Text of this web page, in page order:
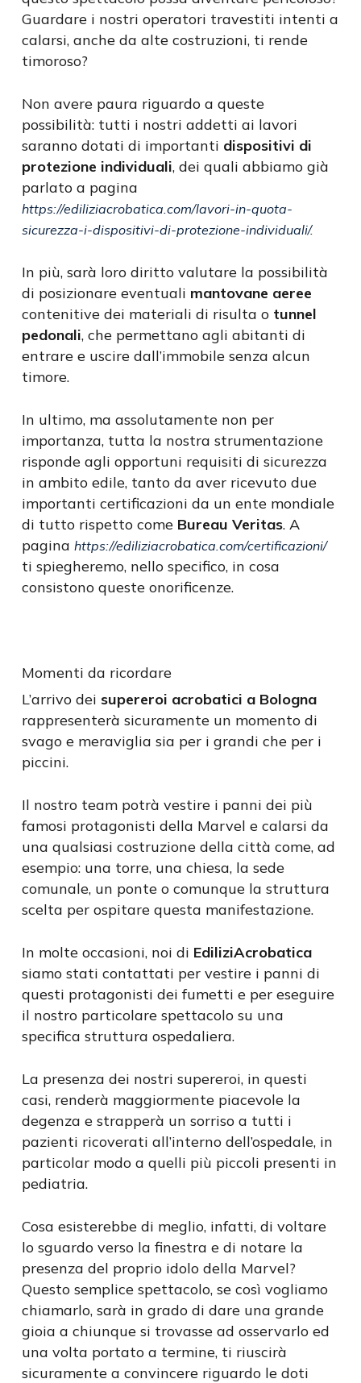
Guardare i nostri operatori travestiti intenti a
calarsi, anche da alte costruzioni, ti rende
timoroso?
Non avere paura riguardo a queste
possibilità: tutti i nostri addetti ai lavori
saranno dotati di importanti dispositivi di
protezione individuali, dei quali abbiamo già
parlato a pagina
https://ediliziacrobatica.com/lavori-in-quota-
sicurezza-i-dispositivi-di-protezione-individuali/.
In più, sarà loro diritto valutare la possibilità
di posizionare eventuali mantovane aeree
contenitive dei materiali di risulta o tunnel
pedonali, che permettano agli abitanti di
entrare e uscire dall’immobile senza alcun
timore.
In ultimo, ma assolutamente non per
importanza, tutta la nostra strumentazione
risponde agli opportuni requisiti di sicurezza
in ambito edile, tanto da aver ricevuto due
importanti certificazioni da un ente mondiale
di tutto rispetto come Bureau Veritas. A
pagina https://ediliziacrobatica.com/certificazioni/
ti spiegheremo, nello specifico, in cosa
consistono queste onorificenze.
Momenti da ricordare
L’arrivo dei supereroi acrobatici a Bologna
rappresenterà sicuramente un momento di
svago e meraviglia sia per i grandi che per i
piccini.
Il nostro team potrà vestire i panni dei più
famosi protagonisti della Marvel e calarsi da
una qualsiasi costruzione della città come, ad
esempio: una torre, una chiesa, la sede
comunale, un ponte o comunque la struttura
scelta per ospitare questa manifestazione.
In molte occasioni, noi di EdiliziAcrobatica
siamo stati contattati per vestire i panni di
questi protagonisti dei fumetti e per eseguire
il nostro particolare spettacolo su una
specifica struttura ospedaliera.
La presenza dei nostri supereroi, in questi
casi, renderà maggiormente piacevole la
degenza e strapperà un sorriso a tutti i
pazienti ricoverati all’interno dell’ospedale, in
particolar modo a quelli più piccoli presenti in
pediatria.
Cosa esisterebbe di meglio, infatti, di voltare
lo sguardo verso la finestra e di notare la
presenza del proprio idolo della Marvel?
Questo semplice spettacolo, se così vogliamo
chiamarlo, sarà in grado di dare una grande
gioia a chiunque si trovasse ad osservarlo ed
una volta portato a termine, ti riuscirà
sicuramente a convincere riguardo le doti